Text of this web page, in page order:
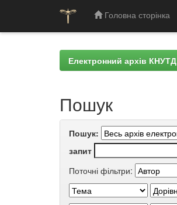
Головна сторінка
Електронний архів КНУТД
Пошук
Пошук:
запит
Поточні фільтри: